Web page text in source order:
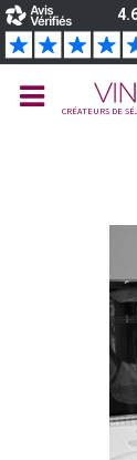
CRÉATEURS DE